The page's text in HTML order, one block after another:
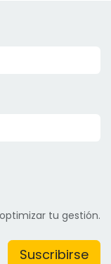
tu gestión.
Suscribirse